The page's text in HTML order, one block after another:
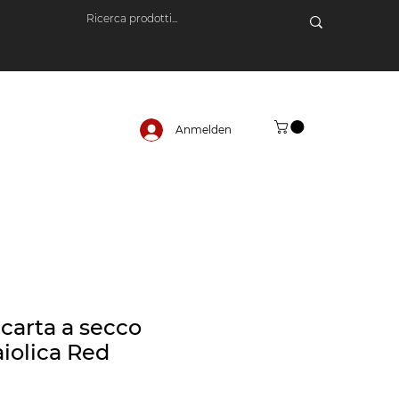
Anmelden
a secco
Red